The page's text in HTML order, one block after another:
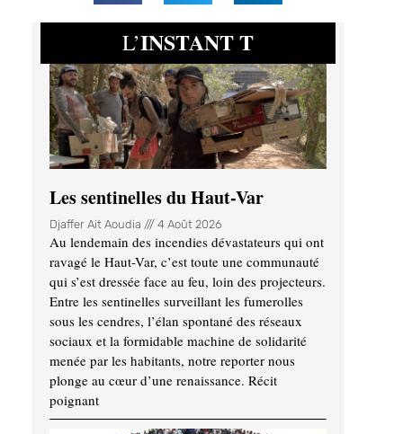
L’INSTANT T
Les sentinelles du Haut-Var
Djaffer Ait Aoudia 4 Août 2026
Au lendemain des incendies dévastateurs qui ont
ravagé le Haut-Var, c’est toute une communauté
qui s’est dressée face au feu, loin des projecteurs.
Entre les sentinelles surveillant les fumerolles
sous les cendres, l’élan spontané des réseaux
sociaux et la formidable machine de solidarité
menée par les habitants, notre reporter nous
plonge au cœur d’une renaissance. Récit
poignant